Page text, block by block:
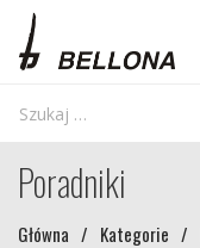
Poradniki
Główna / Kategorie /